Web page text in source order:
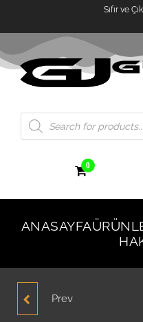
Sıfır ve
0
ANASAYFA
HYUNDAI GETZ 2006-
Prev